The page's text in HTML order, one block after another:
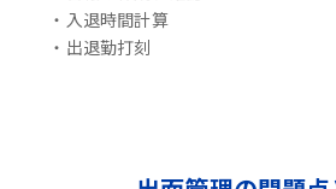
・入退時間計算
・出退勤打刻